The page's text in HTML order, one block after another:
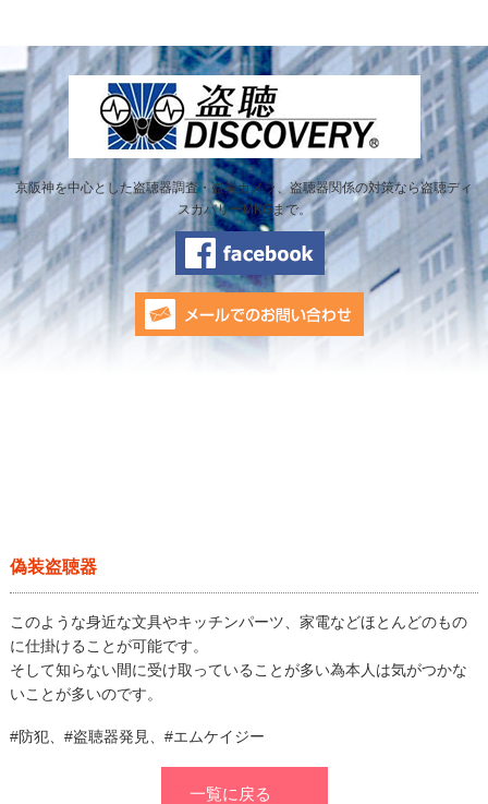
京阪神を中心とした盗聴器調査・盗撮カメラ、盗聴器関係の対策なら盗聴ディ
スカバリーMKGまで。
偽装盗聴器
このような身近な文具やキッチンパーツ、家電などほとんどのもの
に仕掛けることが可能です。
そして知らない間に受け取っていることが多い為本人は気がつかな
いことが多いのです。
#防犯、#盗聴器発見、#エムケイジー
一覧に戻る